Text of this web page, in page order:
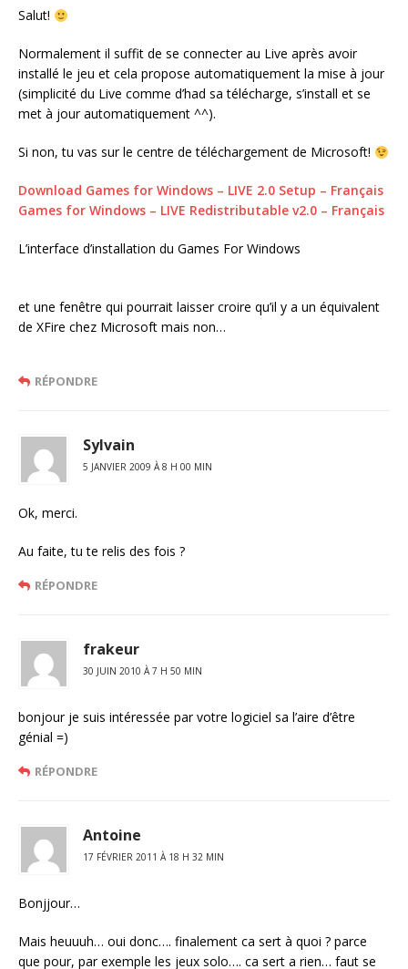
Salut!
Normalement il suffit de se connecter au Live après avoir
installé le jeu et cela propose automatiquement la mise à jour
(simplicité du Live comme d’had sa télécharge, s’install et se
met à jour automatiquement ^^).
Si non, tu vas sur le centre de téléchargement de Microsoft!
Download Games for Windows – LIVE 2.0 Setup – Français
Games for Windows – LIVE Redistributable v2.0 – Français
L’interface d’installation du Games For Windows
et une fenêtre qui pourrait laisser croire qu’il y a un équivalent
de XFire chez Microsoft mais non…
RÉPONDRE
Sylvain
5 JANVIER 2009 À 8 H 00 MIN
Ok, merci.
Au faite, tu te relis des fois ?
RÉPONDRE
frakeur
30 JUIN 2010 À 7 H 50 MIN
bonjour je suis intéressée par votre logiciel sa l’aire d’être
génial =)
RÉPONDRE
Antoine
17 FÉVRIER 2011 À 18 H 32 MIN
Bonjjour…
Mais heuuuh… oui donc…. finalement ca sert à quoi ? parce
que pour, par exemple les jeux solo…. ca sert a rien… faut se